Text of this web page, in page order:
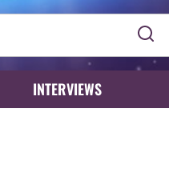
INTERVIEWS